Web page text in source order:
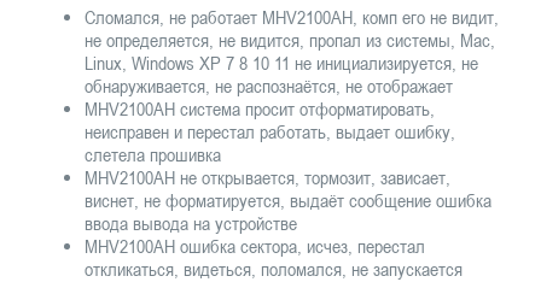
Сломался, не работает MHV2100AH, комп его не видит,
не определяется, не видится, пропал из системы, Mac,
Linux, Windows XP 7 8 10 11 не инициализируется, не
обнаруживается, не распознаётся, не отображает
MHV2100AH система просит отформатировать,
неисправен и перестал работать, выдает ошибку,
слетела прошивка
MHV2100AH не открывается, тормозит, зависает,
виснет, не форматируется, выдаёт сообщение ошибка
ввода вывода на устройстве
MHV2100AH ошибка сектора, исчез, перестал
откликаться, видеться, поломался, не запускается